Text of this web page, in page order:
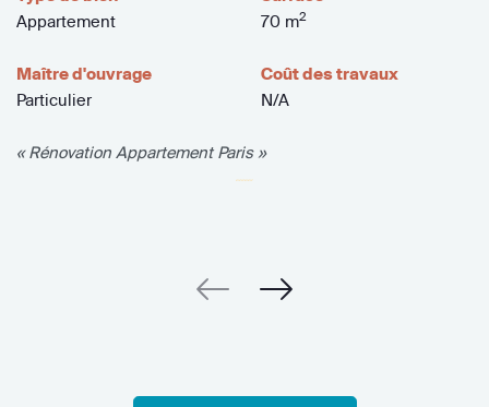
Appartement
70 m2
Maître d'ouvrage
Particulier
Coût des travaux
N/A
« Rénovation Appartement Paris »